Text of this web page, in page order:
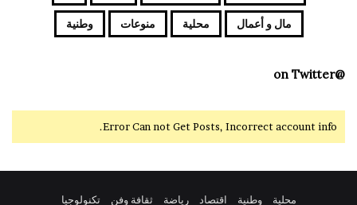
مال و أعمال محلية منوعات وطنية
@on Twitter
Error Can not Get Posts, Incorrect account info.
محلية وطنية اقتصاد رياضة ثقافة وفن تكنولوجيا